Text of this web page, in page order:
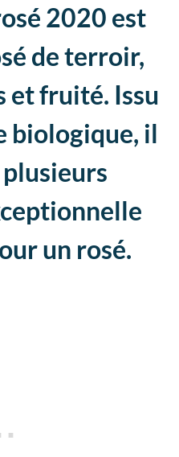
2020 est
de terroir,
et fruité. Issu
biologique, il
un rosé.